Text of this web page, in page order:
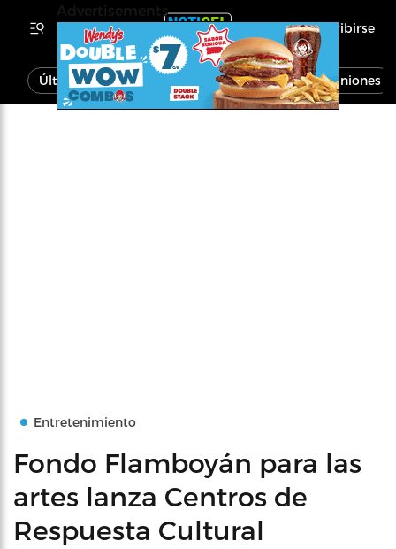
Inscribirse
Última Hora Noticias Economía Opiniones
Entretenimiento
Fondo Flamboyán para las
artes lanza Centros de
Respuesta Cultural
Advertisements